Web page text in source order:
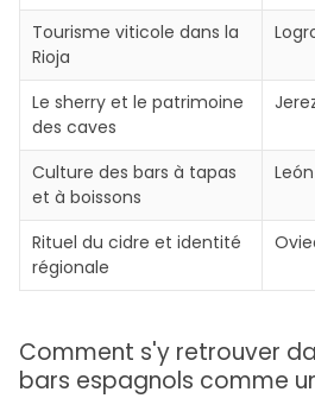
Tourisme viticole dans la
Rioja
Le sherry et le patrimoine
des caves
Culture des bars à tapas
et à boissons
León
Rituel du cidre et identité
régionale
Comment s'y retrouver
bars espagnols comme